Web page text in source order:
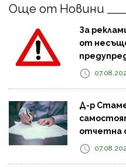
Още от Новини
За
от
Д-р
отчетна